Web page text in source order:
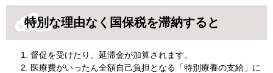
特別な理由なく国保税を滞納すると
督促を受けたり、延滞金が加算されます。
医療費がいったん全額自己負担となる「特別療養の支給」に